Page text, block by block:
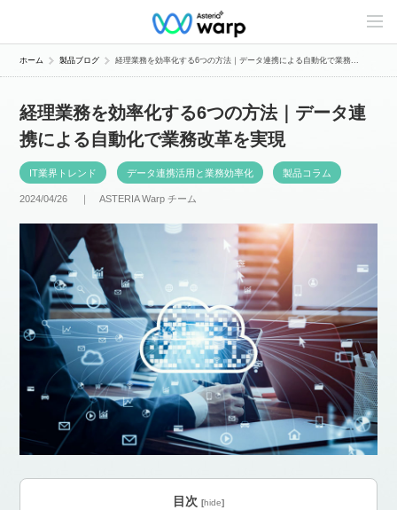
C
n
e
ホーム 製品ブログ 経理業務を効率化する6つの方法｜データ連携による自動化で業務...
経理業務を効率化する6つの方法｜データ連
携による自動化で業務改革を実現
IT業界トレンド データ連携活用と業務効率化 製品コラム
2024/04/26 ｜ASTERIA Warp チーム
目次 [hide]